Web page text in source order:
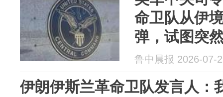
命卫队从伊
弹，试图突
美军，所有
鲁中晨报 2026-07-
伊朗伊斯兰革命卫队发言人：